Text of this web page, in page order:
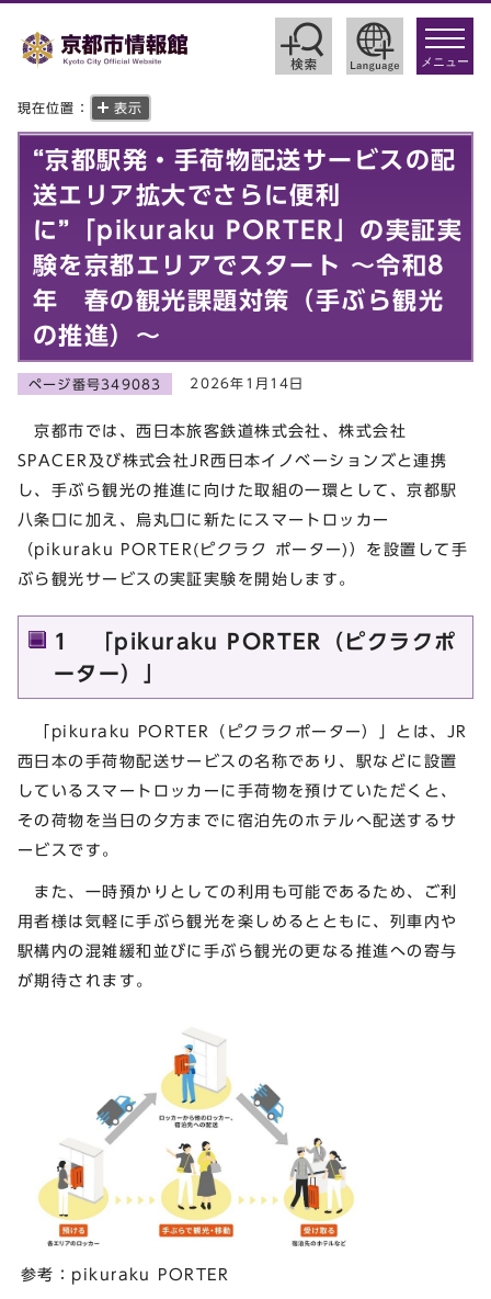
toggle
メニュー
現在位置： 表示
“京都駅発・手荷物配送サービスの配
送エリア拡大でさらに便利
に”「pikuraku PORTER」の実証実
験を京都エリアでスタート ～令和8
年 春の観光課題対策（手ぶら観光
の推進）～
ページ番号349083 2026年1月14日
京都市では、西日本旅客鉄道株式会社、株式会社
SPACER及び株式会社JR西日本イノベーションズと連携
し、手ぶら観光の推進に向けた取組の一環として、京都駅
八条口に加え、烏丸口に新たにスマートロッカー
（pikuraku PORTER(ピクラク ポーター)）を設置して手
ぶら観光サービスの実証実験を開始します。
1 「pikuraku PORTER（ピクラクポ
ーター）」
「pikuraku PORTER（ピクラクポーター）」とは、JR
西日本の手荷物配送サービスの名称であり、駅などに設置
しているスマートロッカーに手荷物を預けていただくと、
その荷物を当日の夕方までに宿泊先のホテルへ配送するサ
ービスです。
また、一時預かりとしての利用も可能であるため、ご利
用者様は気軽に手ぶら観光を楽しめるとともに、列車内や
駅構内の混雑緩和並びに手ぶら観光の更なる推進への寄与
が期待されます。
参考：pikuraku PORTER